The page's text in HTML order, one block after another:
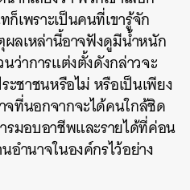
พราะเป็นคนที่เขารู้จัก
ผลเหล่านี้อาจฟังดูมีน้ำหนัก
ว่าการแต่งตั้งดังกล่าวจะ
ะชาชนหรือไม่ หรือเป็นเพียง
ที่นอกจากจะได้คนใกล้ชิด
รมอบอาชีพและรายได้ที่ค่อน
ำนาจในองค์กรไว้อย่าง